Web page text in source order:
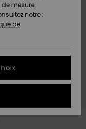
mesure
notre :
de